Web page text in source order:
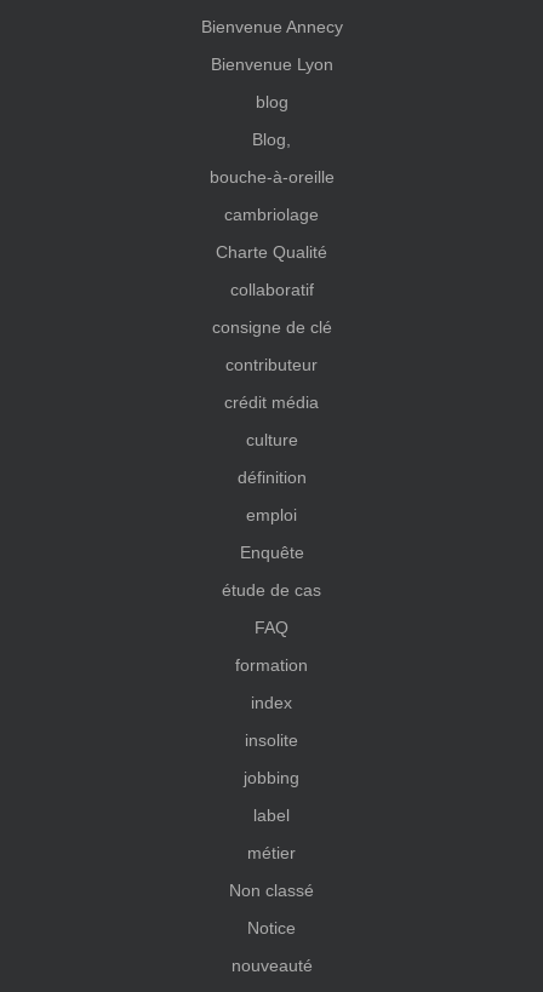
Bienvenue Annecy
Bienvenue Lyon
blog
Blog,
bouche-à-oreille
cambriolage
Charte Qualité
collaboratif
consigne de clé
contributeur
crédit média
culture
définition
emploi
Enquête
étude de cas
FAQ
formation
index
insolite
jobbing
label
métier
Non classé
Notice
nouveauté